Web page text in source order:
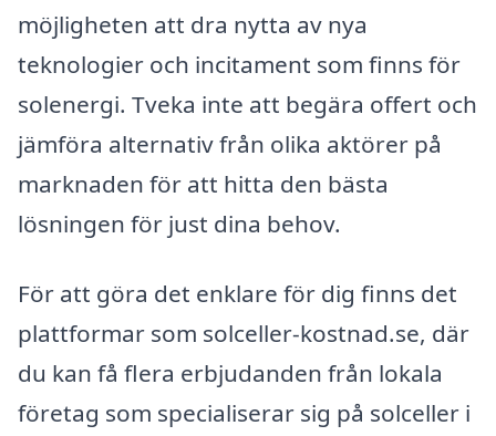
möjligheten att dra nytta av nya
teknologier och incitament som finns för
solenergi. Tveka inte att begära offert och
jämföra alternativ från olika aktörer på
marknaden för att hitta den bästa
lösningen för just dina behov.
För att göra det enklare för dig finns det
plattformar som solceller-kostnad.se, där
du kan få flera erbjudanden från lokala
företag som specialiserar sig på solceller i